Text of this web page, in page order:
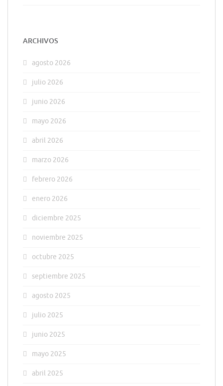
ARCHIVOS
agosto 2026
julio 2026
junio 2026
mayo 2026
abril 2026
marzo 2026
febrero 2026
enero 2026
diciembre 2025
noviembre 2025
octubre 2025
septiembre 2025
agosto 2025
julio 2025
junio 2025
mayo 2025
abril 2025